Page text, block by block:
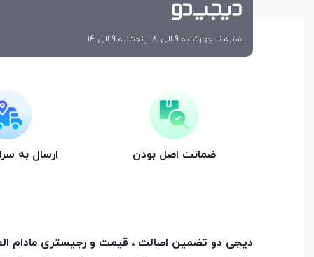
شنبه تا چهارشنبه 9 الی 18 پنجشنبه 9 الی 14
ضمانت اصل بودن ارسال به
دیجی دو تضمین اصالت ، قیمت و رجیستری مادام